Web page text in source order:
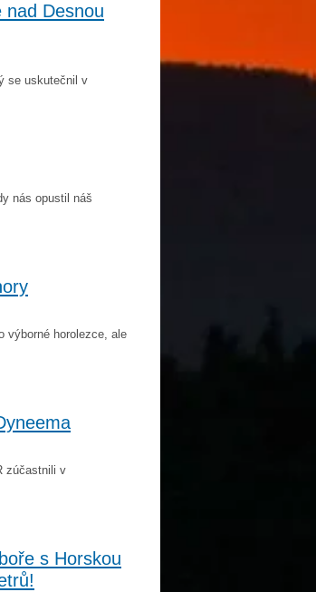
nad Desnou
se uskutečnil v
nás opustil náš
výborné horolezce, ale
zúčastnili v
s Horskou